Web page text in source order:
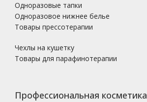
Одноразовые тапки
Одноразовое нижнее белье
Товары прессотерапии
Чехлы на кушетку
Товары для парафинотерапии
Профессиональная косметика